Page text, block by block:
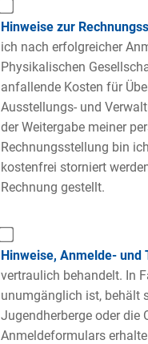
Hinweise zur
ich nach erfolgreicher
Physikalischen
anfallende Kosten für
Ausstellungs- und
der Weitergabe meiner
Rechnungsstellung bin
kostenfrei storniert
Rechnung gestellt.
Hinweise, Anmelde- und
vertraulich behandelt. In
unumgänglich ist, behält
Jugendherberge oder die
Anmeldeformulars